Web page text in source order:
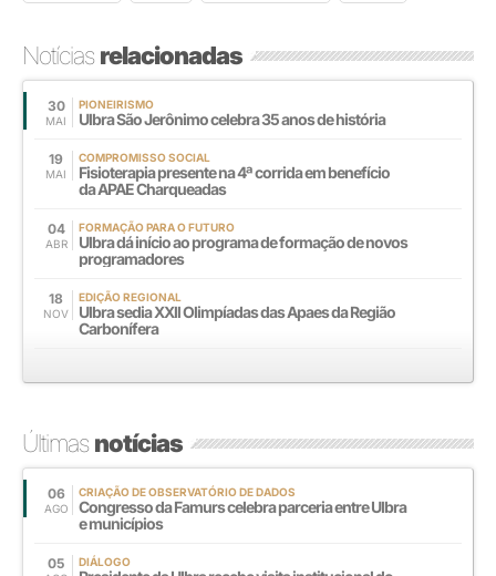
Notíciasrelacionadas
30
MAI
PIONEIRISMO
Ulbra São Jerônimo celebra 35 anos de história
19
MAI
COMPROMISSO SOCIAL
Fisioterapia presente na 4ª corrida em benefício
da APAE Charqueadas
04
ABR
FORMAÇÃO PARA O FUTURO
Ulbra dá início ao programa de formação de novos
programadores
18
NOV
EDIÇÃO REGIONAL
Ulbra sedia XXll Olimpíadas das Apaes da Região
Carbonífera
Últimasnotícias
06
AGO
CRIAÇÃO DE OBSERVATÓRIO DE DADOS
Congresso da Famurs celebra parceria entre Ulbra
e municípios
05 DIÁLOGO